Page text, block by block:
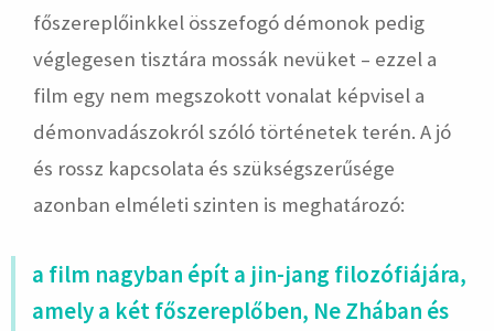
főszereplőinkkel összefogó démonok pedig
véglegesen tisztára mossák nevüket – ezzel a
film egy nem megszokott vonalat képvisel a
démonvadászokról szóló történetek terén. A jó
és rossz kapcsolata és szükségszerűsége
azonban elméleti szinten is meghatározó:
a film nagyban épít a jin-jang filozófiájára,
amely a két főszereplőben, Ne Zhában és